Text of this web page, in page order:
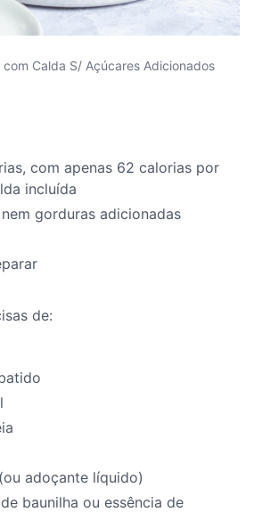
Calda S/ Açúcares Adicionados
com apenas 62 calorias por
incluída
gorduras adicionadas
de:
adoçante líquido)
baunilha ou essência de